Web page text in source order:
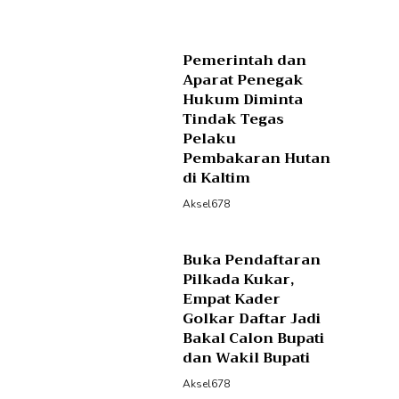
Pemerintah dan
Aparat Penegak
Hukum Diminta
Tindak Tegas
Pelaku
Pembakaran Hutan
di Kaltim
Aksel678
Buka Pendaftaran
Pilkada Kukar,
Empat Kader
Golkar Daftar Jadi
Bakal Calon Bupati
dan Wakil Bupati
Aksel678